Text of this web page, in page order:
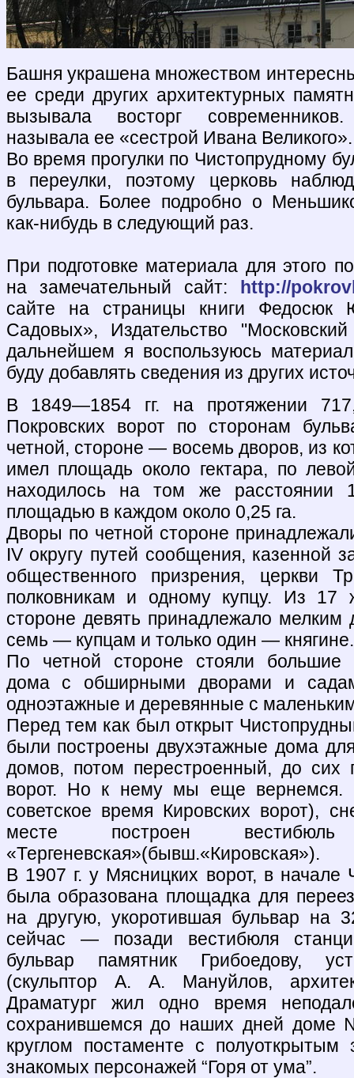
Башня украшена множеством
ее среди других архитектурных
вызывала восторг
называла ее «сестрой Ивана Великого».
Во время прогулки по Чистопрудному
в переулки, поэтому церковь
бульвара. Более подробно о
как-нибудь в следующий раз.
При подготовке материала для этого
на замечательный сайт:
http://
сайте на страницы книги
Садовых», Издательство
дальнейшем я воспользуюсь
буду добавлять сведения из других
В 1849—1854 гг. на протяжении
Покровских ворот по сторонам
четной, стороне — восемь дворов, из
имел площадь около гектара, по
находилось на том же расстоянии
площадью в каждом около 0,25 га.
Дворы по четной стороне
IV округу путей сообщения, казенной
общественного призрения, церкви
полковникам и одному купцу. Из 17
стороне девять принадлежало
семь — купцам и только один — княгине.
По четной стороне стояли большие
дома с обширными дворами и
одноэтажные и деревянные с
Перед тем как был открыт
были построены двухэтажные дома
домов, потом перестроенный, до сих
ворот. Но к нему мы еще
советское время Кировских ворот),
месте построен
«Тергеневская»(бывш.«Кировская»).
В 1907 г. у Мясницких ворот, в начале
была образована площадка для
на другую, укоротившая бульвар на
сейчас — позади вестибюля
бульвар памятник Грибоедову,
(скульптор А. А. Мануйлов,
Драматург жил одно время
сохранившемся до наших дней
круглом постаменте с
знакомых персонажей “Горя от ума”.